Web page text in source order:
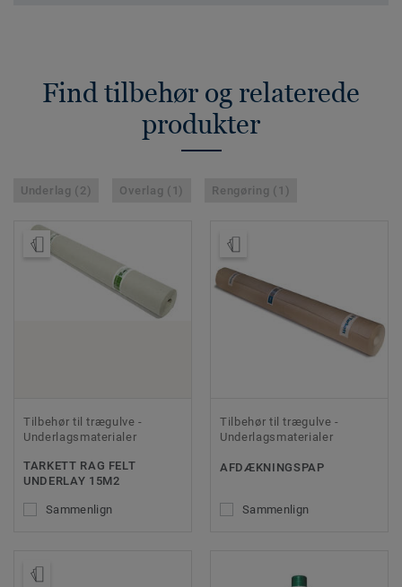
Find tilbehør og relaterede
produkter
Underlag (2) Overlag (1) Rengøring (1)
Bestil en prøve
Tilbehør til trægulve -
Underlagsmaterialer
TARKETT RAG FELT
UNDERLAY 15M2
Sammenlign
Tilbehør til trægulve -
Underlagsmaterialer
AFDÆKNINGSPAP
Sammenlign